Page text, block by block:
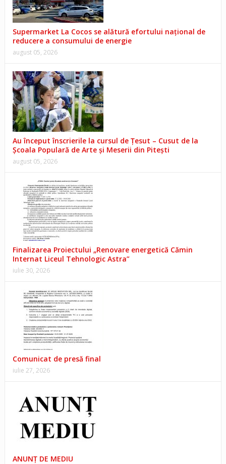
Supermarket La Cocos se alătură efortului național de
reducere a consumului de energie
august 05, 2026
Au început înscrierile la cursul de Țesut – Cusut de la
Școala Populară de Arte și Meserii din Pitești
august 05, 2026
Finalizarea Proiectului „Renovare energetică Cămin
Internat Liceul Tehnologic Astra”
iulie 30, 2026
Comunicat de presă final
iulie 27, 2026
ANUNŢ DE MEDIU